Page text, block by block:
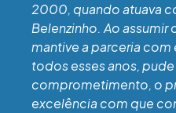
2000, quando atuava
Belenzinho. Ao
mantive a parceria
todos esses anos,
comprometimento, o
excelência com que